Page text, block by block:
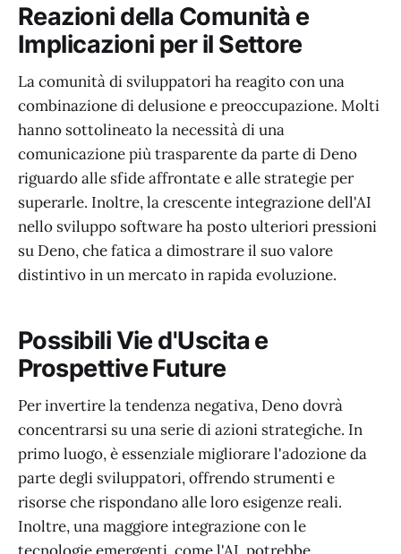
Reazioni della Comunità e
Implicazioni per il Settore
La comunità di sviluppatori ha reagito con una
combinazione di delusione e preoccupazione. Molti
hanno sottolineato la necessità di una
comunicazione più trasparente da parte di Deno
riguardo alle sfide affrontate e alle strategie per
superarle. Inoltre, la crescente integrazione dell'AI
nello sviluppo software ha posto ulteriori pressioni
su Deno, che fatica a dimostrare il suo valore
distintivo in un mercato in rapida evoluzione.
Possibili Vie d'Uscita e
Prospettive Future
Per invertire la tendenza negativa, Deno dovrà
concentrarsi su una serie di azioni strategiche. In
primo luogo, è essenziale migliorare l'adozione da
parte degli sviluppatori, offrendo strumenti e
risorse che rispondano alle loro esigenze reali.
Inoltre, una maggiore integrazione con le